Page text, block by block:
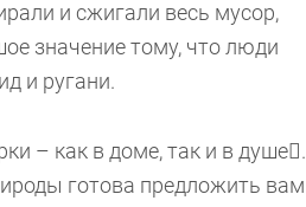
и сжигали весь мусор,
значение тому, что люди
обид и ругани.
– как в доме, так и в душе.
готова предложить вам